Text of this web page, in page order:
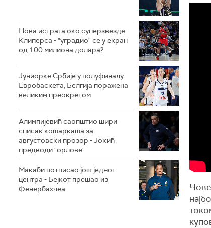
Нова истрага око суперзвезде
Клиперса - "уградио" се у екран
од 100 милиона долара?
Јуниорке Србије у полуфиналу
Евробаскета, Белгија поражена
великим преокретом
Алимпијевић саопштио шири
списак кошаркаша за
августовски прозор - Јокић
предводи "орлове"
Макаби потписао још једног
центра - Бејкот прешао из
Фенербахчеа